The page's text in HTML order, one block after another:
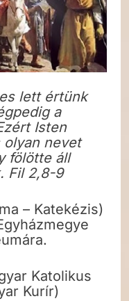
lett értünk
a
Isten
olyan nevet
fölötte áll
Fil 2,8-9
– Katekézis)
Katolikus
Kurír)